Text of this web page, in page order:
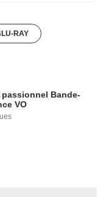
RAY
passionnel Bande-
VO